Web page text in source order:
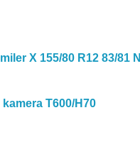
X 155/80 R12 83/81 N
T600/H70